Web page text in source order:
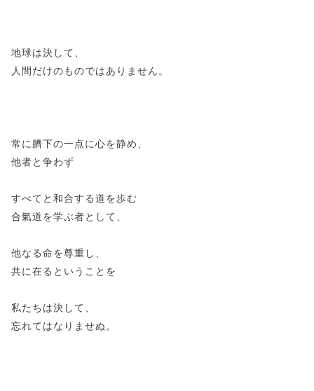
地球は決して、
人間だけのものではありません。
​常に臍下の一点に心を静め、
他者と争わず
すべてと和合する道を歩む
合氣道を学ぶ者として、
​他なる命を尊重し、
共に在るということを
私たちは決して、
忘れてはなりませぬ。